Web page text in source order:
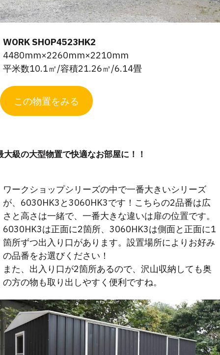
WORK SHOP4523HK2
4480mm×2260mm×2210mm
平米数10.1㎡/容積21.26㎥/6.14畳
この物置をみる
大級の大型物置で快適なお部屋に！！
ワークショップシリーズの中で一番大きいシリーズ
が、6030HK3と3060HK3です！こちらの2品番は広
さと高さは一緒で、一番大きな違いは扉の位置です。
6030HK3は正面に2箇所、3060HK3は側面と正面に1
箇所ずつ出入り口があります。設置場所によりお好み
の品番をお選びください！
また、出入り口が2箇所あるので、沢山収納しても奥
の方の物も取り出しやすく便利ですね。